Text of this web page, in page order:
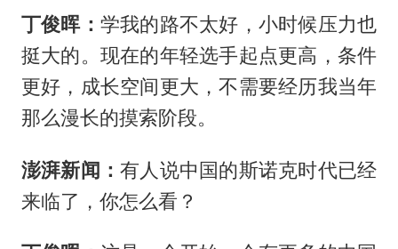
丁俊晖： 学我的路不太好，小时候压力也
挺大的。现在的年轻选手起点更高，条件
更好，成长空间更大，不需要经历我当年
那么漫长的摸索阶段。
澎湃新闻：有人说中国的斯诺克时代已经
来临了，你怎么看？